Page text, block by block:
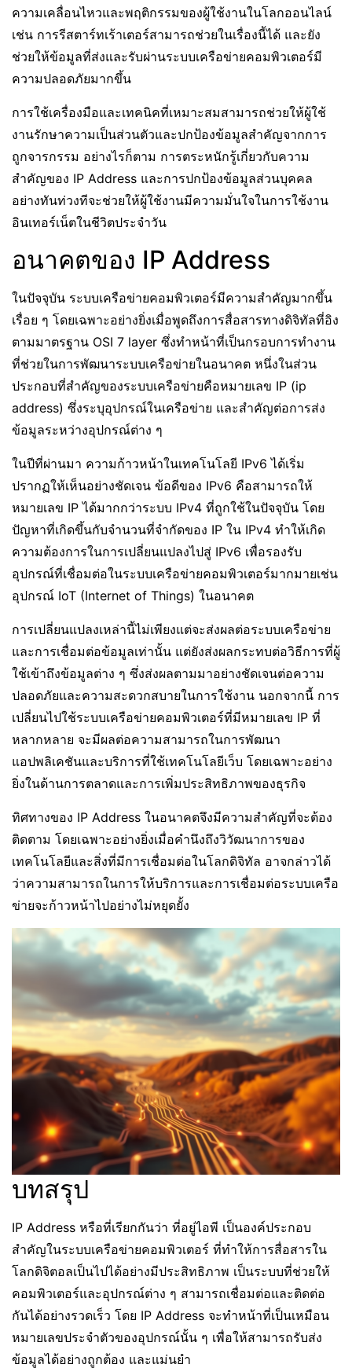
ความเคลื่อนไหวและพฤติกรรมของผู้ใช้งานในโลกออนไลน์
เช่น การรีสตาร์ทเร้าเตอร์สามารถช่วยในเรื่องนี้ได้ และยัง
ช่วยให้ข้อมูลที่ส่งและรับผ่านระบบเครือข่ายคอมพิวเตอร์มี
ความปลอดภัยมากขึ้น
การใช้เครื่องมือและเทคนิคที่เหมาะสมสามารถช่วยให้ผู้ใช้
งานรักษาความเป็นส่วนตัวและปกป้องข้อมูลสำคัญจากการ
ถูกจารกรรม อย่างไรก็ตาม การตระหนักรู้เกี่ยวกับความ
สำคัญของ IP Address และการปกป้องข้อมูลส่วนบุคคล
อย่างทันท่วงทีจะช่วยให้ผู้ใช้งานมีความมั่นใจในการใช้งาน
อินเทอร์เน็ตในชีวิตประจำวัน
อนาคตของ IP Address
ในปัจจุบัน ระบบเครือข่ายคอมพิวเตอร์มีความสำคัญมากขึ้น
เรื่อย ๆ โดยเฉพาะอย่างยิ่งเมื่อพูดถึงการสื่อสารทางดิจิทัลที่อิง
ตามมาตรฐาน OSI 7 layer ซึ่งทำหน้าที่เป็นกรอบการทำงาน
ที่ช่วยในการพัฒนาระบบเครือข่ายในอนาคต หนึ่งในส่วน
ประกอบที่สำคัญของระบบเครือข่ายคือหมายเลข IP (ip
address) ซึ่งระบุอุปกรณ์ในเครือข่าย และสำคัญต่อการส่ง
ข้อมูลระหว่างอุปกรณ์ต่าง ๆ
ในปีที่ผ่านมา ความก้าวหน้าในเทคโนโลยี IPv6 ได้เริ่ม
ปรากฏให้เห็นอย่างชัดเจน ข้อดีของ IPv6 คือสามารถให้
หมายเลข IP ได้มากกว่าระบบ IPv4 ที่ถูกใช้ในปัจจุบัน โดย
ปัญหาที่เกิดขึ้นกับจำนวนที่จำกัดของ IP ใน IPv4 ทำให้เกิด
ความต้องการในการเปลี่ยนแปลงไปสู่ IPv6 เพื่อรองรับ
อุปกรณ์ที่เชื่อมต่อในระบบเครือข่ายคอมพิวเตอร์มากมายเช่น
อุปกรณ์ IoT (Internet of Things) ในอนาคต
การเปลี่ยนแปลงเหล่านี้ไม่เพียงแต่จะส่งผลต่อระบบเครือข่าย
และการเชื่อมต่อข้อมูลเท่านั้น แต่ยังส่งผลกระทบต่อวิธีการที่ผู้
ใช้เข้าถึงข้อมูลต่าง ๆ ซึ่งส่งผลตามมาอย่างชัดเจนต่อความ
ปลอดภัยและความสะดวกสบายในการใช้งาน นอกจากนี้ การ
เปลี่ยนไปใช้ระบบเครือข่ายคอมพิวเตอร์ที่มีหมายเลข IP ที่
หลากหลาย จะมีผลต่อความสามารถในการพัฒนา
แอปพลิเคชันและบริการที่ใช้เทคโนโลยีเว็บ โดยเฉพาะอย่าง
ยิ่งในด้านการตลาดและการเพิ่มประสิทธิภาพของธุรกิจ
ทิศทางของ IP Address ในอนาคตจึงมีความสำคัญที่จะต้อง
ติดตาม โดยเฉพาะอย่างยิ่งเมื่อคำนึงถึงวิวัฒนาการของ
เทคโนโลยีและสิ่งที่มีการเชื่อมต่อในโลกดิจิทัล อาจกล่าวได้
ว่าความสามารถในการให้บริการและการเชื่อมต่อระบบเครือ
ข่ายจะก้าวหน้าไปอย่างไม่หยุดยั้ง
บทสรุป
IP Address หรือที่เรียกกันว่า ที่อยู่ไอพี เป็นองค์ประกอบ
สำคัญในระบบเครือข่ายคอมพิวเตอร์ ที่ทำให้การสื่อสารใน
โลกดิจิตอลเป็นไปได้อย่างมีประสิทธิภาพ เป็นระบบที่ช่วยให้
คอมพิวเตอร์และอุปกรณ์ต่าง ๆ สามารถเชื่อมต่อและติดต่อ
กันได้อย่างรวดเร็ว โดย IP Address จะทำหน้าที่เป็นเหมือน
หมายเลขประจำตัวของอุปกรณ์นั้น ๆ เพื่อให้สามารถรับส่ง
ข้อมูลได้อย่างถูกต้อง และแม่นยำ